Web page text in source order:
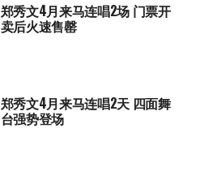
郑秀文4月来马连唱2场 门票开
卖后火速售罄
郑秀文4月来马连唱2天 四面舞
台强势登场